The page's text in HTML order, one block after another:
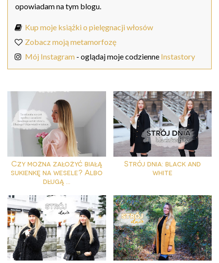
opowiadam na tym blogu.
Kup moje książki o pielęgnacji włosów
Zobacz moją metamorfozę
Mój Instagram - oglądaj moje codzienne Instastory
Czy można założyć białą
sukienkę na wesele? Albo
długą ...
Strój dnia: black and
white